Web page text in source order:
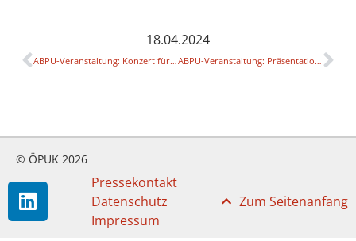
18.04.2024
ABPU-Veranstaltung: Konzert für die BewohnerInnen des Caritas-Seniorenwohnhauses St. Anna (ABPU) ABPU-Veranstaltung: Präsentation des Kooperationsprojekts „Wie im Flug“ (Linz Seniorenwohnhaus St. Anna)
© ÖPUK 2026
Pressekontakt
Datenschutz
Impressum
Zum Seitenanfang